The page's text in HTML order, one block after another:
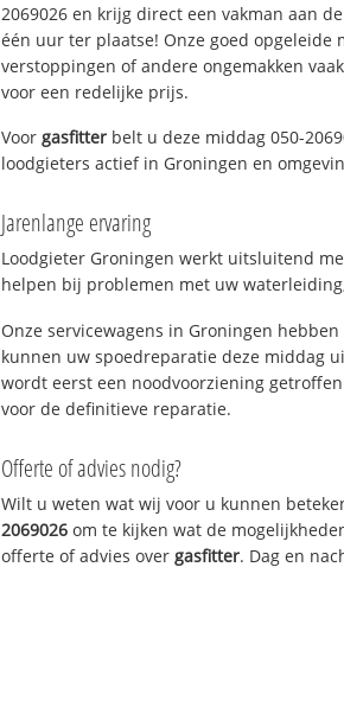
2069026 en krijg direct een vakman aan
één uur ter plaatse! Onze goed opgeleide
verstoppingen of andere ongemakken
voor een redelijke prijs.
Voorgasfitter belt u deze middag 050-
loodgieters actief in Groningen en
Jarenlange ervaring
Loodgieter Groningen werkt uitsluitend
helpen bij problemen met uw
Onze servicewagens in Groningen
kunnen uw spoedreparatie deze middag
wordt eerst een noodvoorziening
voor de definitieve reparatie.
Offerte of advies nodig?
Wilt u weten wat wij voor u kunnen
2069026 om te kijken wat de
offerte of advies over gasfitter. Dag en